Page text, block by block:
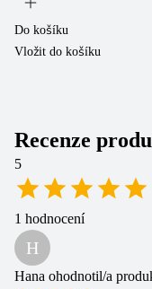
Do košíku
Vložit do košíku
Recenze
5
1 hodnocení
H
Hana ohodnotil/a